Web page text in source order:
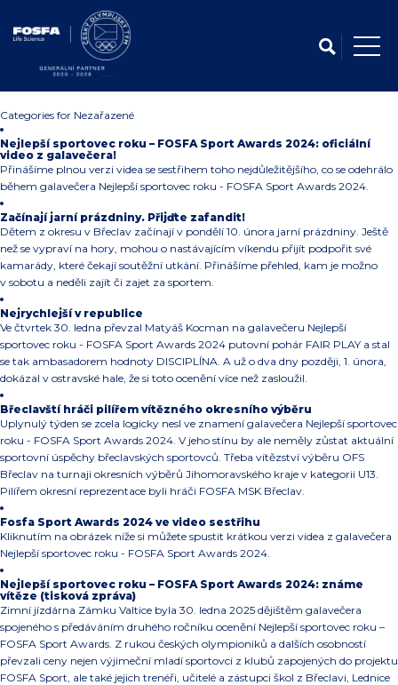
Categories for Nezařazené
Nejlepší sportovec roku – FOSFA Sport Awards 2024: oficiální
video z galavečera!
Přinášíme plnou verzi videa se sestřihem toho nejdůležitějšího, co se odehrálo
během galavečera Nejlepší sportovec roku - FOSFA Sport Awards 2024.
Začínají jarní prázdniny. Přijďte zafandit!
Dětem z okresu v Břeclav začínají v pondělí 10. února jarní prázdniny. Ještě
než se vypraví na hory, mohou o nastávajícím víkendu přijít podpořit své
kamarády, které čekají soutěžní utkání. Přinášíme přehled, kam je možno
v sobotu a neděli zajít či zajet za sportem.
Nejrychlejší v republice
Ve čtvrtek 30. ledna převzal Matyáš Kocman na galavečeru Nejlepší
sportovec roku - FOSFA Sport Awards 2024 putovní pohár FAIR PLAY a stal
se tak ambasadorem hodnoty DISCIPLÍNA. A už o dva dny později, 1. února,
dokázal v ostravské hale, že si toto ocenění více než zasloužil.
Břeclavští hráči pilířem vítězného okresního výběru
Uplynulý týden se zcela logicky nesl ve znamení galavečera Nejlepší sportovec
roku - FOSFA Sport Awards 2024. V jeho stínu by ale neměly zůstat aktuální
sportovní úspěchy břeclavských sportovců. Třeba vítězství výběru OFS
Břeclav na turnaji okresních výběrů Jihomoravského kraje v kategorii U13.
Pilířem okresní reprezentace byli hráči FOSFA MSK Břeclav.
Fosfa Sport Awards 2024 ve video sestřihu
Kliknutím na obrázek níže si můžete spustit krátkou verzi videa z galavečera
Nejlepší sportovec roku - FOSFA Sport Awards 2024.
Nejlepší sportovec roku – FOSFA Sport Awards 2024: známe
vítěze (tisková zpráva)
Zimní jízdárna Zámku Valtice byla 30. ledna 2025 dějištěm galavečera
spojeného s předáváním druhého ročníku ocenění Nejlepší sportovec roku –
FOSFA Sport Awards. Z rukou českých olympioniků a dalších osobností
převzali ceny nejen výjimeční mladí sportovci z klubů zapojených do projektu
FOSFA Sport, ale také jejich trenéři, učitelé a zástupci škol z Břeclavi, Lednice